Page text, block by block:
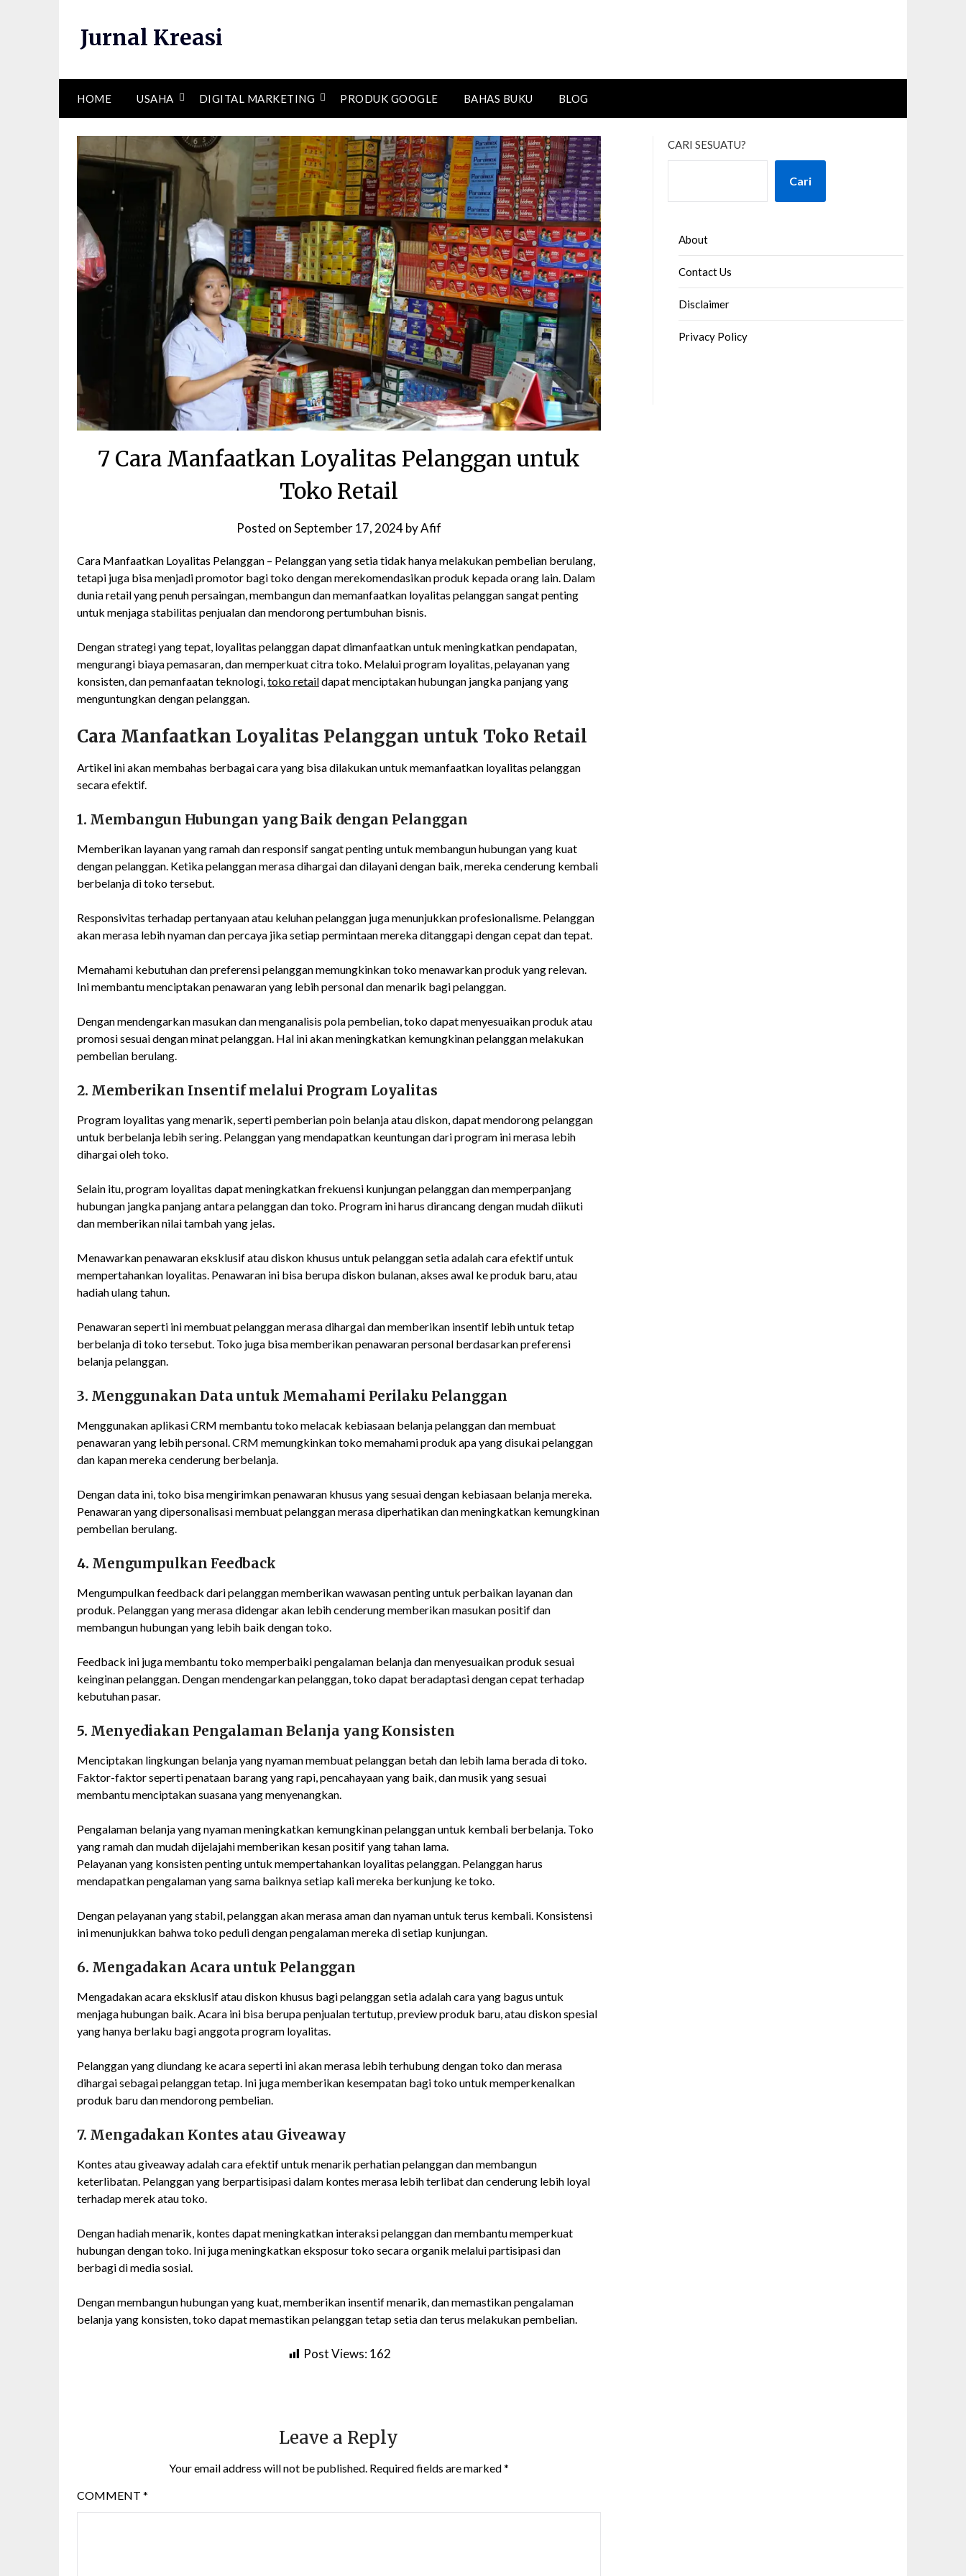
Jurnal Kreasi
HOME USAHA DIGITAL MARKETING PRODUK GOOGLE BAHAS BUKU BLOG
7 Cara Manfaatkan Loyalitas Pelanggan untuk
Toko Retail
Posted onSeptember 17, 2024byAfif
Cara Manfaatkan Loyalitas Pelanggan – Pelanggan yang setia tidak hanya melakukan pembelian berulang,
tetapi juga bisa menjadi promotor bagi toko dengan merekomendasikan produk kepada orang lain. Dalam
dunia retail yang penuh persaingan, membangun dan memanfaatkan loyalitas pelanggan sangat penting
untuk menjaga stabilitas penjualan dan mendorong pertumbuhan bisnis.
Dengan strategi yang tepat, loyalitas pelanggan dapat dimanfaatkan untuk meningkatkan pendapatan,
mengurangi biaya pemasaran, dan memperkuat citra toko. Melalui program loyalitas, pelayanan yang
konsisten, dan pemanfaatan teknologi,toko retaildapat menciptakan hubungan jangka panjang yang
menguntungkan dengan pelanggan.
Cara Manfaatkan Loyalitas Pelanggan untuk Toko Retail
Artikel ini akan membahas berbagai cara yang bisa dilakukan untuk memanfaatkan loyalitas pelanggan
secara efektif.
1. Membangun Hubungan yang Baik dengan Pelanggan
Memberikan layanan yang ramah dan responsif sangat penting untuk membangun hubungan yang kuat
dengan pelanggan. Ketika pelanggan merasa dihargai dan dilayani dengan baik, mereka cenderung kembali
berbelanja di toko tersebut.
Responsivitas terhadap pertanyaan atau keluhan pelanggan juga menunjukkan profesionalisme. Pelanggan
akan merasa lebih nyaman dan percaya jika setiap permintaan mereka ditanggapi dengan cepat dan tepat.
Memahami kebutuhan dan preferensi pelanggan memungkinkan toko menawarkan produk yang relevan.
Ini membantu menciptakan penawaran yang lebih personal dan menarik bagi pelanggan.
Dengan mendengarkan masukan dan menganalisis pola pembelian, toko dapat menyesuaikan produk atau
promosi sesuai dengan minat pelanggan. Hal ini akan meningkatkan kemungkinan pelanggan melakukan
pembelian berulang.
2. Memberikan Insentif melalui Program Loyalitas
Program loyalitas yang menarik, seperti pemberian poin belanja atau diskon, dapat mendorong pelanggan
untuk berbelanja lebih sering. Pelanggan yang mendapatkan keuntungan dari program ini merasa lebih
dihargai oleh toko.
Selain itu, program loyalitas dapat meningkatkan frekuensi kunjungan pelanggan dan memperpanjang
hubungan jangka panjang antara pelanggan dan toko. Program ini harus dirancang dengan mudah diikuti
dan memberikan nilai tambah yang jelas.
Menawarkan penawaran eksklusif atau diskon khusus untuk pelanggan setia adalah cara efektif untuk
mempertahankan loyalitas. Penawaran ini bisa berupa diskon bulanan, akses awal ke produk baru, atau
hadiah ulang tahun.
Penawaran seperti ini membuat pelanggan merasa dihargai dan memberikan insentif lebih untuk tetap
berbelanja di toko tersebut. Toko juga bisa memberikan penawaran personal berdasarkan preferensi
belanja pelanggan.
3. Menggunakan Data untuk Memahami Perilaku Pelanggan
Menggunakan aplikasi CRM membantu toko melacak kebiasaan belanja pelanggan dan membuat
penawaran yang lebih personal. CRM memungkinkan toko memahami produk apa yang disukai pelanggan
dan kapan mereka cenderung berbelanja.
Dengan data ini, toko bisa mengirimkan penawaran khusus yang sesuai dengan kebiasaan belanja mereka.
Penawaran yang dipersonalisasi membuat pelanggan merasa diperhatikan dan meningkatkan kemungkinan
pembelian berulang.
4. Mengumpulkan Feedback
Mengumpulkan feedback dari pelanggan memberikan wawasan penting untuk perbaikan layanan dan
produk. Pelanggan yang merasa didengar akan lebih cenderung memberikan masukan positif dan
membangun hubungan yang lebih baik dengan toko.
Feedback ini juga membantu toko memperbaiki pengalaman belanja dan menyesuaikan produk sesuai
keinginan pelanggan. Dengan mendengarkan pelanggan, toko dapat beradaptasi dengan cepat terhadap
kebutuhan pasar.
5. Menyediakan Pengalaman Belanja yang Konsisten
Menciptakan lingkungan belanja yang nyaman membuat pelanggan betah dan lebih lama berada di toko.
Faktor-faktor seperti penataan barang yang rapi, pencahayaan yang baik, dan musik yang sesuai
membantu menciptakan suasana yang menyenangkan.
Pengalaman belanja yang nyaman meningkatkan kemungkinan pelanggan untuk kembali berbelanja. Toko
yang ramah dan mudah dijelajahi memberikan kesan positif yang tahan lama.
Pelayanan yang konsisten penting untuk mempertahankan loyalitas pelanggan. Pelanggan harus
mendapatkan pengalaman yang sama baiknya setiap kali mereka berkunjung ke toko.
Dengan pelayanan yang stabil, pelanggan akan merasa aman dan nyaman untuk terus kembali. Konsistensi
ini menunjukkan bahwa toko peduli dengan pengalaman mereka di setiap kunjungan.
6. Mengadakan Acara untuk Pelanggan
Mengadakan acara eksklusif atau diskon khusus bagi pelanggan setia adalah cara yang bagus untuk
menjaga hubungan baik. Acara ini bisa berupa penjualan tertutup, preview produk baru, atau diskon spesial
yang hanya berlaku bagi anggota program loyalitas.
Pelanggan yang diundang ke acara seperti ini akan merasa lebih terhubung dengan toko dan merasa
dihargai sebagai pelanggan tetap. Ini juga memberikan kesempatan bagi toko untuk memperkenalkan
produk baru dan mendorong pembelian.
7. Mengadakan Kontes atau Giveaway
Kontes atau giveaway adalah cara efektif untuk menarik perhatian pelanggan dan membangun
keterlibatan. Pelanggan yang berpartisipasi dalam kontes merasa lebih terlibat dan cenderung lebih loyal
terhadap merek atau toko.
Dengan hadiah menarik, kontes dapat meningkatkan interaksi pelanggan dan membantu memperkuat
hubungan dengan toko. Ini juga meningkatkan eksposur toko secara organik melalui partisipasi dan
berbagi di media sosial.
Dengan membangun hubungan yang kuat, memberikan insentif menarik, dan memastikan pengalaman
belanja yang konsisten, toko dapat memastikan pelanggan tetap setia dan terus melakukan pembelian.
Post Views:162
Leave a Reply
Your email address will not be published. Required fields are marked*
COMMENT *
CARI SESUATU?
Cari
About
Contact Us
Disclaimer
Privacy Policy